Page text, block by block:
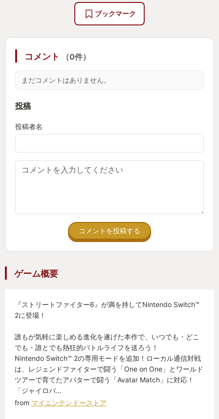
流石で、特にスーパーアーツ(超必殺技)で逆転勝利し
た時は、格闘ゲームを始めた頃以来の爽快感と興奮
たね。
ストレスなく連戦が続きます。1試合が短時間でサク
ぁ、次、次！」と連戦を重ね、朝から晩まで対戦を
それから約半年。出勤前にランクマッチ、通勤中
と、ほぼスト6 漬けの毎日となりました。
スト6 のすごいところは、格闘ゲームとしての完
成度の高さも当然のこと、それ以外のゲームシステ
ムがびっくりするくらい良くできていることです。
分遊べるボリュームのオープンワールドのアクショ
ンゲームです。対人プレイに苦手さを感じている人
でも、このモードは楽しめるので、ここからストリ
ートファイター、格闘ゲームの面白さを感じること
ができることでしょう。
バトルハブ。はオンライン上のゲームセンターと
いったモードで、ワールドツアーのアバターでアク
ブックマーク
コメント （0件）
まだコメントはありません。
投稿
投稿者名
コメントを投稿する
ゲーム概要
『ストリートファイター6』が満を持してNintendo Switch™
2に登場！
誰もが気軽に楽しめる進化を遂げた本作で、いつでも・どこ
でも・誰とでも熱狂的バトルライフを送ろう！
Nintendo Switch™ 2の専用モードを追加！ローカル通信対戦
は、レジェンドファイターで闘う「One on One」とワールド
ツアーで育てたアバターで闘う「Avatar Match」に対応！
「ジャイロバ…
from マイニンテンドーストア